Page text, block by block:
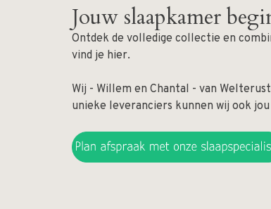
Jouw slaapkamer
Ontdek de volledige collectie en
vind je hier.
Wij - Willem en Chantal - van
unieke leveranciers kunnen wij ook